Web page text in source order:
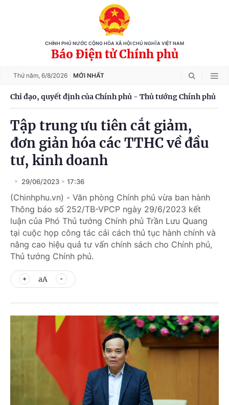
CHÍNH PHỦ NƯỚC CỘNG HÒA XÃ HỘI CHỦ NGHĨA VIỆT NAM
Báo Điện tử Chính phủ
Thứ năm, 6/8/2026 MỚI NHẤT
Chỉ đạo, quyết định của Chính phủ - Thủ tướng Chính phủ
Tập trung ưu tiên cắt giảm,
đơn giản hóa các TTHC về đầu
tư, kinh doanh
29/06/2023 17:36
(Chinhphu.vn) - Văn phòng Chính phủ vừa ban hành
Thông báo số 252/TB-VPCP ngày 29/6/2023 kết
luận của Phó Thủ tướng Chính phủ Trần Lưu Quang
tại cuộc họp công tác cải cách thủ tục hành chính và
nâng cao hiệu quả tư vấn chính sách cho Chính phủ,
Thủ tướng Chính phủ.
aA